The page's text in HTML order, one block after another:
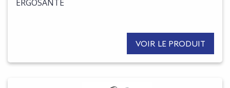
ERGOSANTE
VOIR LE PRODUIT